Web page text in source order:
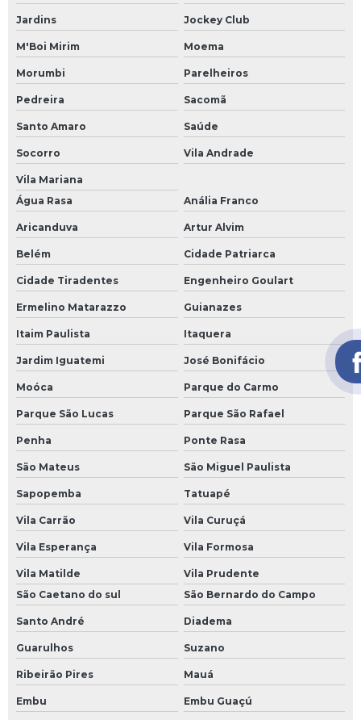
Programa de gerenciamento de riscos
Programa de gerenciamento de riscos ambientais
Programa de gerenciamento de riscos nr 1
Relatório analítico pcmso
Segurança e saúde no trabalho em espaços confinados
Sst consultoria em segurança do trabalho
Treinamento admissional
Treinamento cipa online
Treinamento cipa para designado
Treinamento de combate a incêndio
Treinamento de combate a incêndio e primeiros socorros
Treinamento de integração e segurança do trabalho
Treinamento epi nr6
Treinamento ergonomia
Treinamento ergonomia nr 17
Treinamento espaço confinado
Treinamento operador de checkout caixas de
supermercados
Treinamento trabalho em altura nr 35
Treinamentos de segurança do trabalho ead
Jardins Jockey Club
M'Boi Mirim Moema
Morumbi Parelheiros
Pedreira Sacomã
Santo Amaro Saúde
Socorro Vila Andrade
Vila Mariana
Água Rasa
Anália Franco
Aricanduva Artur Alvim
Belém Cidade Patriarca
Cidade Tiradentes Engenheiro Goulart
Ermelino Matarazzo Guianazes
Itaim Paulista Itaquera
Jardim Iguatemi José Bonifácio
Moóca Parque do Carmo
Parque São Lucas Parque São Rafael
Penha Ponte Rasa
São Mateus São Miguel Paulista
Sapopemba Tatuapé
Vila Carrão Vila Curuçá
Vila Esperança Vila Formosa
Vila Matilde
Vila Prudente
São Caetano do sul
São Bernardo do Campo
Santo André Diadema
Guarulhos Suzano
Ribeirão Pires Mauá
Embu Embu Guaçú